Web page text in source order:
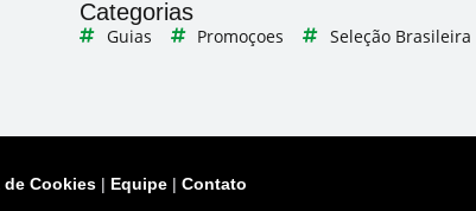
Categorias
Guias Promoçoes Seleção Brasileira
de Cookies | Equipe | Contato